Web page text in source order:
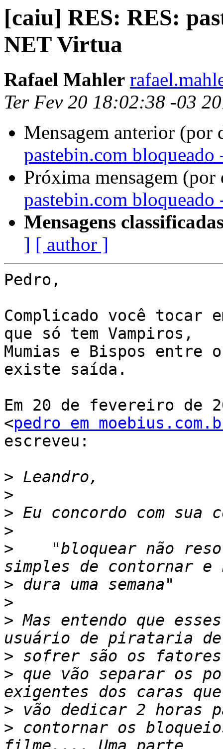
[caiu] RES: RES:
NET Virtua
Rafael Mahler
Ter Fev 20 18:02:38 -03
Mensagem anterior (por
pastebin.com
Próxima mensagem
pastebin.com
Mensagens
] [ author ]
Pedro,
Complicado você
que só tem Vampiros,
Mumias e Bispos entre
existe saída.
Em 20 de fevereiro de
<pedro em
escreveu:
>
>
>
>
>
"bloquear não
>
>
> Mas entendo que
>
> que vão separar os
>
> contornar os